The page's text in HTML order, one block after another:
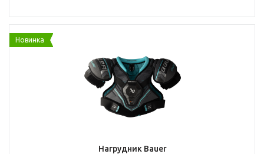
Новинка
Нагрудник Bauer